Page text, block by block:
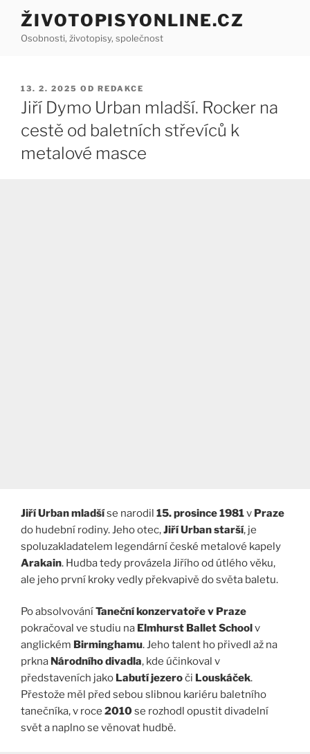
Přejít
obsahu
ŽIVOTOPISYONLINE.CZ
Osobnosti, životopisy, společnost
PUBLIKOVÁNO
13. 2. 2025 OD REDAKCE
Jiří Dymo Urban mladší. Rocker na
cestě od baletních střevíců k
metalové masce
Jiří Urban mladšíse narodil 15. prosince 1981v Praze
do hudební rodiny. Jeho otec,Jiří Urban starší, je
spoluzakladatelem legendární české metalové kapely
Arakain. Hudba tedy provázela Jiřího od útlého věku,
ale jeho první kroky vedly překvapivě do světa baletu.
Po absolvováníTaneční konzervatoře v Praze
pokračoval ve studiu na Elmhurst Ballet Schoolv
anglickém Birminghamu. Jeho talent ho přivedl až na
prkna Národního divadla, kde účinkoval v
představeních jako Labutí jezeroči Louskáček.
Přestože měl před sebou slibnou kariéru baletního
tanečníka, v roce 2010se rozhodl opustit divadelní
svět a naplno se věnovat hudbě.